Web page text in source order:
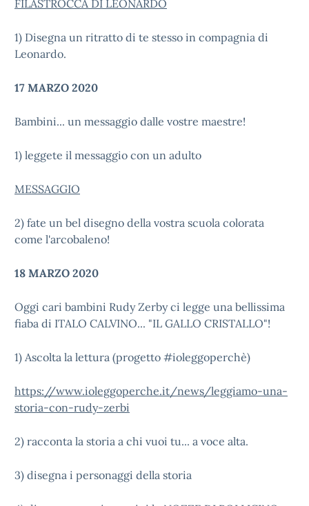
FILASTROCCA DI LEONARDO
1) Disegna un ritratto di te stesso in compagnia di
Leonardo.
17 MARZO 2020
Bambini... un messaggio dalle vostre maestre!
1) leggete il messaggio con un adulto
MESSAGGIO
2) fate un bel disegno della vostra scuola colorata
come l'arcobaleno!
18 MARZO 2020
Oggi cari bambini Rudy Zerby ci legge una bellissima
fiaba di ITALO CALVINO... "IL GALLO CRISTALLO"!
1) Ascolta la lettura (progetto #ioleggoperchè)
https://www.ioleggoperche.it/news/leggiamo-una-
storia-con-rudy-zerbi
2) racconta la storia a chi vuoi tu... a voce alta.
3) disegna i personaggi della storia